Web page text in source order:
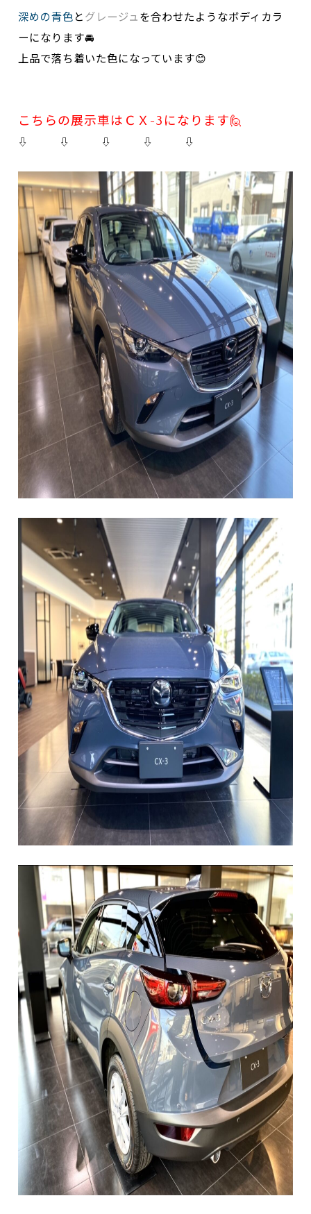
深めの青色 と グレージュ を合わせたようなボディカラ
ーになります🚘
上品で落ち着いた色になっています😊
こちらの展示車はＣＸ-3になります🙋
⇩ ⇩ ⇩ ⇩ ⇩